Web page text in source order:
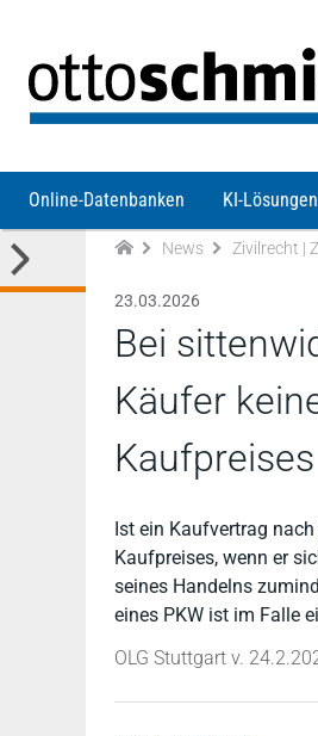
Online-Datenbanken KI-Lösungen
News Zivilrecht |
23.03.2026
Bei
Käufer
Kaufpreises
Ist ein Kaufvertrag
Kaufpreises, wenn er
seines Handelns
eines PKW ist im Falle
OLG Stuttgart v.